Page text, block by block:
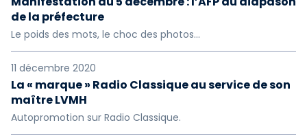
de la préfecture
Le poids des mots, le choc des photos...
11 décembre 2020
La « marque » Radio Classique au service de son
maître LVMH
Autopromotion sur Radio Classique.